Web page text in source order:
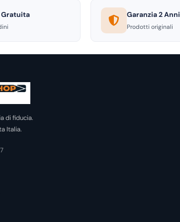
Gratuita Garanzia 2 Anni
Prodotti originali
di fiducia.
Italia.